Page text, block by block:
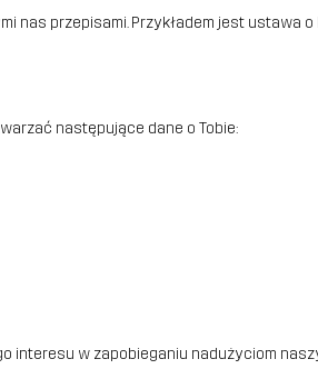
nas przepisami. Przykładem jest ustawa
następujące dane o Tobie:
w zapobieganiu nadużyciom